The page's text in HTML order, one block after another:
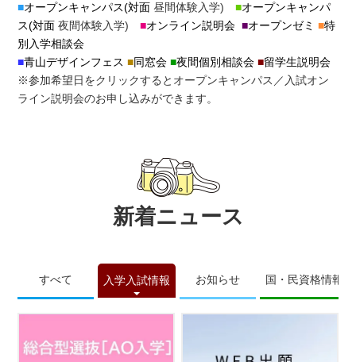
■オープンキャンパス(対面昼間体験入学)■オープンキャンパ
ス(対面夜間体験入学)■オンライン説明会 ■オープンゼミ■特
別入学相談会
■青山デザインフェス■同窓会■夜間個別相談会■留学生説明会
※参加希望日をクリックするとオープンキャンパス／入試オン
ライン説明会のお申し込みができます。
新着ニュース
すべて 入学入試情報 お知らせ 国・民資格情報